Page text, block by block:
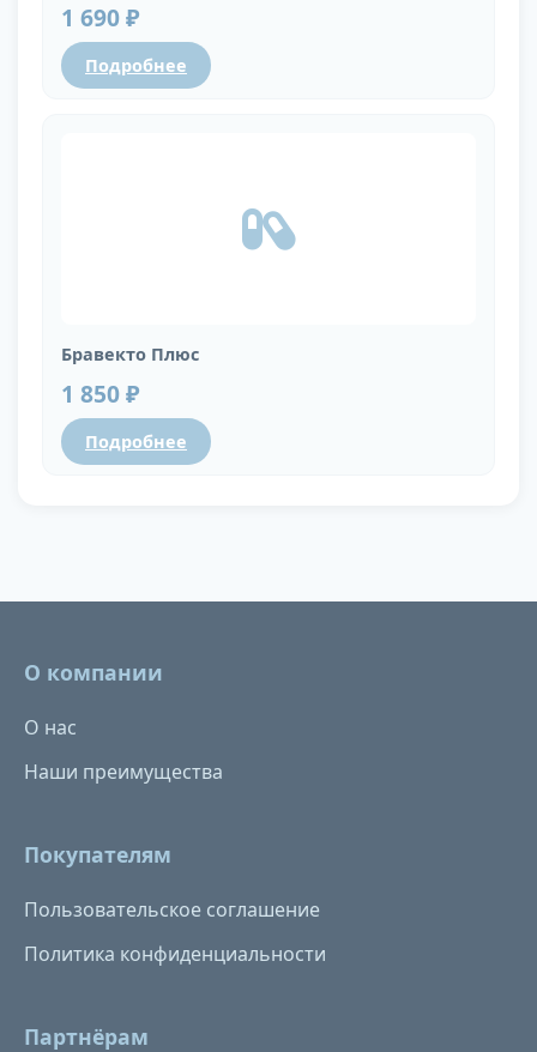
1 690 ₽
Подробнее
Бравекто Плюс
1 850 ₽
Подробнее
О компании
О нас
Наши преимущества
Покупателям
Пользовательское соглашение
Политика конфиденциальности
Партнёрам